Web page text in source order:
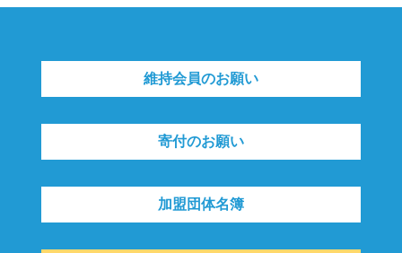
維持会員のお願い
寄付のお願い
加盟団体名簿